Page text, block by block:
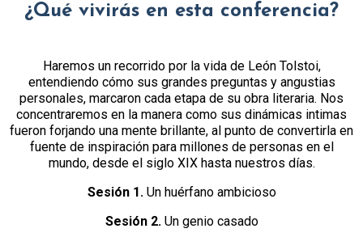
¿Qué vivirás en esta conferencia?
Haremos un recorrido por la vida de León Tolstoi,
entendiendo cómo sus grandes preguntas y angustias
personales, marcaron cada etapa de su obra literaria. Nos
concentraremos en la manera como sus dinámicas intimas
fueron forjando una mente brillante, al punto de convertirla en
fuente de inspiración para millones de personas en el
mundo, desde el siglo XIX hasta nuestros días.
Sesión 1. Un huérfano ambicioso
Sesión 2. Un genio casado